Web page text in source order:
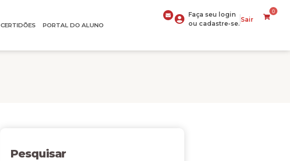
CERTIDÕES PORTAL DO ALUNO
Faça seu login
ou cadastre-se.
Sair
0
Pesquisar